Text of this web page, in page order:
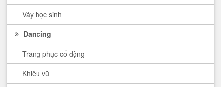
Váy học sinh
Dancing
Trang phục cổ động
Khiêu vũ